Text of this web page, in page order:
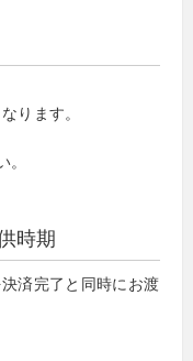
ります。
。
時期
済完了と同時にお渡